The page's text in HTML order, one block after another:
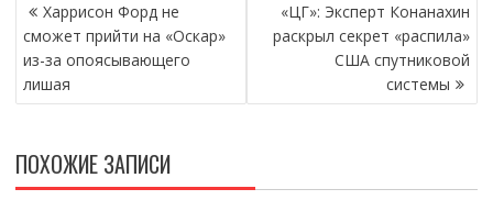
ПО
ЗАПИСЯМ
Харрисон Форд не
сможет прийти на «Оскар»
из-за опоясывающего
лишая
«ЦГ»: Эксперт Конанахин
раскрыл секрет «распила»
США спутниковой
системы
ПОХОЖИЕ ЗАПИСИ